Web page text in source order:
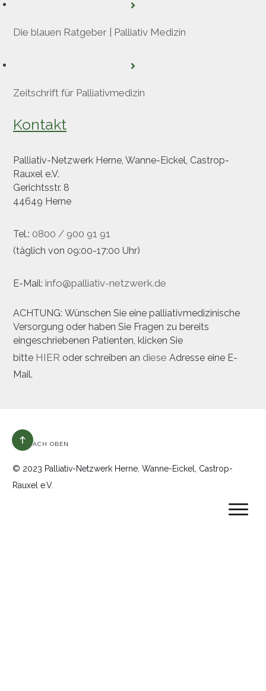
Die blauen Ratgeber | Palliativ Medizin
Zeitschrift für Palliativmedizin
Kontakt
Palliativ-Netzwerk Herne, Wanne-Eickel, Castrop-
Rauxel e.V.
Gerichtsstr. 8
44649 Herne
Tel.: 0800 / 900 91 91
(täglich von 09:00-17:00 Uhr)
E-Mail: info@palliativ-netzwerk.de
ACHTUNG: Wünschen Sie eine palliativmedizinische
Versorgung oder haben Sie Fragen zu bereits
eingeschriebenen Patienten, klicken Sie
bitte HIER oder schreiben an diese Adresse eine E-
Mail.
NACH OBEN
© 2023 Palliativ-Netzwerk Herne, Wanne-Eickel, Castrop-
Rauxel e.V.